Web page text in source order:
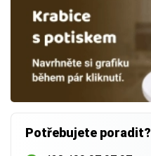
Potřebujete poradit?